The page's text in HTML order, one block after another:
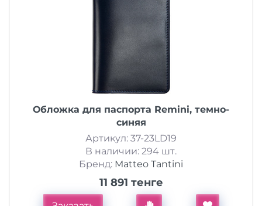
Обложка для паспорта Remini, темно-
синяя
Артикул: 37-23LD19
В наличии: 294 шт.
Бренд: Matteo Tantini
11 891 тенге